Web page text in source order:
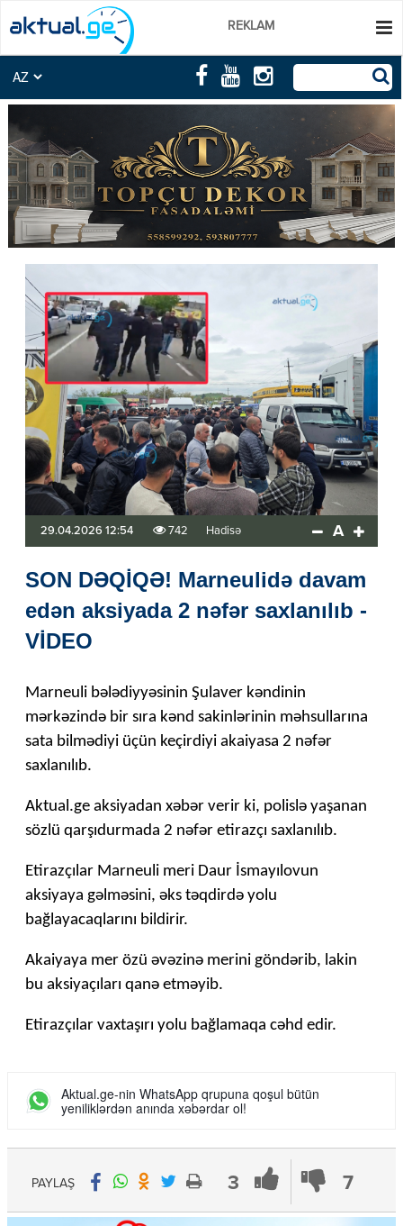
REKLAM
29.04.2026 12:54 742 Hadisə A
SON DƏQİQƏ! Marneulidə davam
edən aksiyada 2 nəfər saxlanılıb -
VİDEO
Marneuli bələdiyyəsinin Şulaver kəndinin
mərkəzində bir sıra kənd sakinlərinin məhsullarına
sata bilmədiyi üçün keçirdiyi akaiyasa 2 nəfər
saxlanılıb.
Aktual.ge aksiyadan xəbər verir ki, polislə yaşanan
sözlü qarşıdurmada 2 nəfər etirazçı saxlanılıb.
Etirazçılar Marneuli meri Daur İsmayılovun
aksiyaya gəlməsini, əks təqdirdə yolu
bağlayacaqlarını bildirir.
Akaiyaya mer özü əvəzinə merini göndərib, lakin
bu aksiyaçıları qanə etməyib.
Etirazçılar vaxtaşırı yolu bağlamaqa cəhd edir.
Aktual.ge-nin WhatsApp qrupuna qoşul bütün
yeniliklərdən anında xəbərdar ol!
3 7
PAYLAŞ